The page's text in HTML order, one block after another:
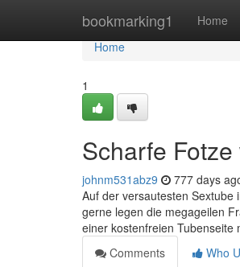
bookmarking1 Home
Home
Home
1
Scharfe
johnm531abz9 777 days
Auf der versautesten Sextube
gerne legen die megageilen
einer kostenfreien Tubenseite
Comments
Who